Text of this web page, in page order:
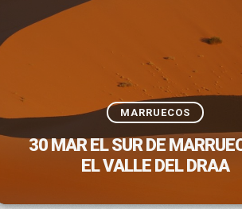
MARRUECOS
30 MAR EL SUR DE
EL VALLE DEL DRAA